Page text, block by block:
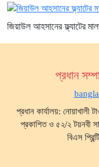
জিয়াউল আহসানের ফ্ল্যাটের
প্রধান
প্রধান কার্যালয়: নোয়াখালী
প্রকাশিত ও ৫২/২ টয়নবী
বিএস